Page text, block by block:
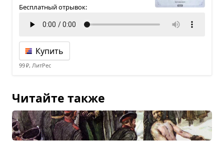
Бесплатный отрывок:
Купить
99 ₽, ЛитРес
Читайте также